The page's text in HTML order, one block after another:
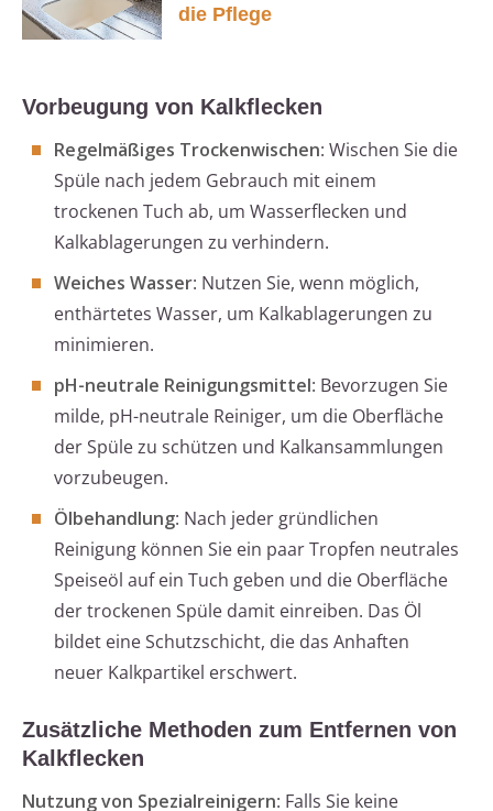
die Pflege
Vorbeugung von Kalkflecken
Regelmäßiges Trockenwischen: Wischen Sie die
Spüle nach jedem Gebrauch mit einem
trockenen Tuch ab, um Wasserflecken und
Kalkablagerungen zu verhindern.
Weiches Wasser: Nutzen Sie, wenn möglich,
enthärtetes Wasser, um Kalkablagerungen zu
minimieren.
pH-neutrale Reinigungsmittel: Bevorzugen Sie
milde, pH-neutrale Reiniger, um die Oberfläche
der Spüle zu schützen und Kalkansammlungen
vorzubeugen.
Ölbehandlung: Nach jeder gründlichen
Reinigung können Sie ein paar Tropfen neutrales
Speiseöl auf ein Tuch geben und die Oberfläche
der trockenen Spüle damit einreiben. Das Öl
bildet eine Schutzschicht, die das Anhaften
neuer Kalkpartikel erschwert.
Zusätzliche Methoden zum Entfernen von
Kalkflecken
Nutzung von Spezialreinigern: Falls Sie keine